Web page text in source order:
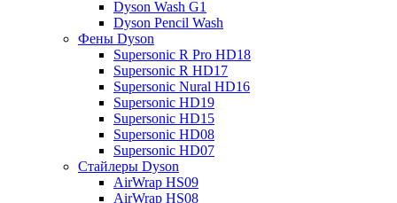
Dyson Wash G1
Dyson Pencil Wash
Фены Dyson
Supersonic R Pro HD18
Supersonic R HD17
Supersonic Nural HD16
Supersonic HD19
Supersonic HD15
Supersonic HD08
Supersonic HD07
Стайлеры Dyson
AirWrap HS09
AirWrap HS08